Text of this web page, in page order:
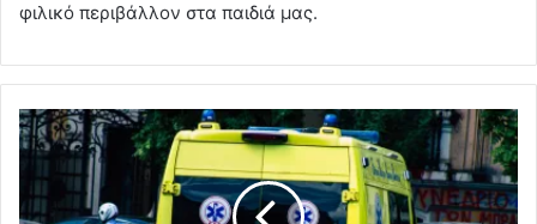
φιλικό περιβάλλον στα παιδιά μας.